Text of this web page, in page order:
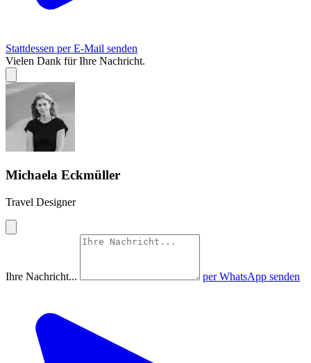
Stattdessen per E-Mail senden
Vielen Dank für Ihre Nachricht.
Michaela Eckmüller
Travel Designer
Ihre Nachricht... per WhatsApp senden